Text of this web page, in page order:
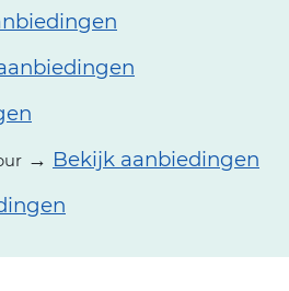
→ Bekijk aanbiedingen